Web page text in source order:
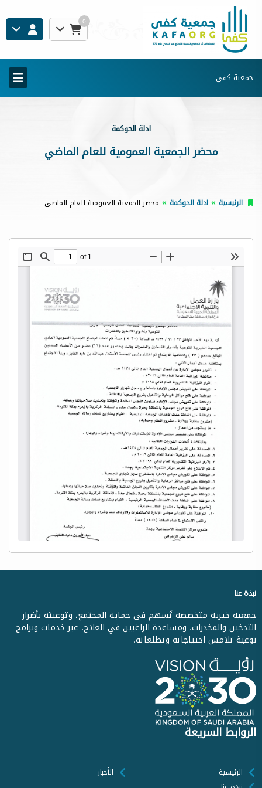
0
جمعية كفى
ادلة الحوكمة
محضر الجمعية العمومية للعام الماضي
الرئيسية ادلة الحوكمة محضر الجمعية العمومية للعام الماضي
نبذة عنا
جمعية خيرية متخصصة تُسهم في حماية المجتمع، وتوعيته بأضرار
التدخين والمخدرات، ومساعدة الراغبين في العلاج، عبر خدمات وبرامج
نوعية تلامس احتياجاته وتطلعاته.
الروابط السريعة
الرئيسية
الأخبار